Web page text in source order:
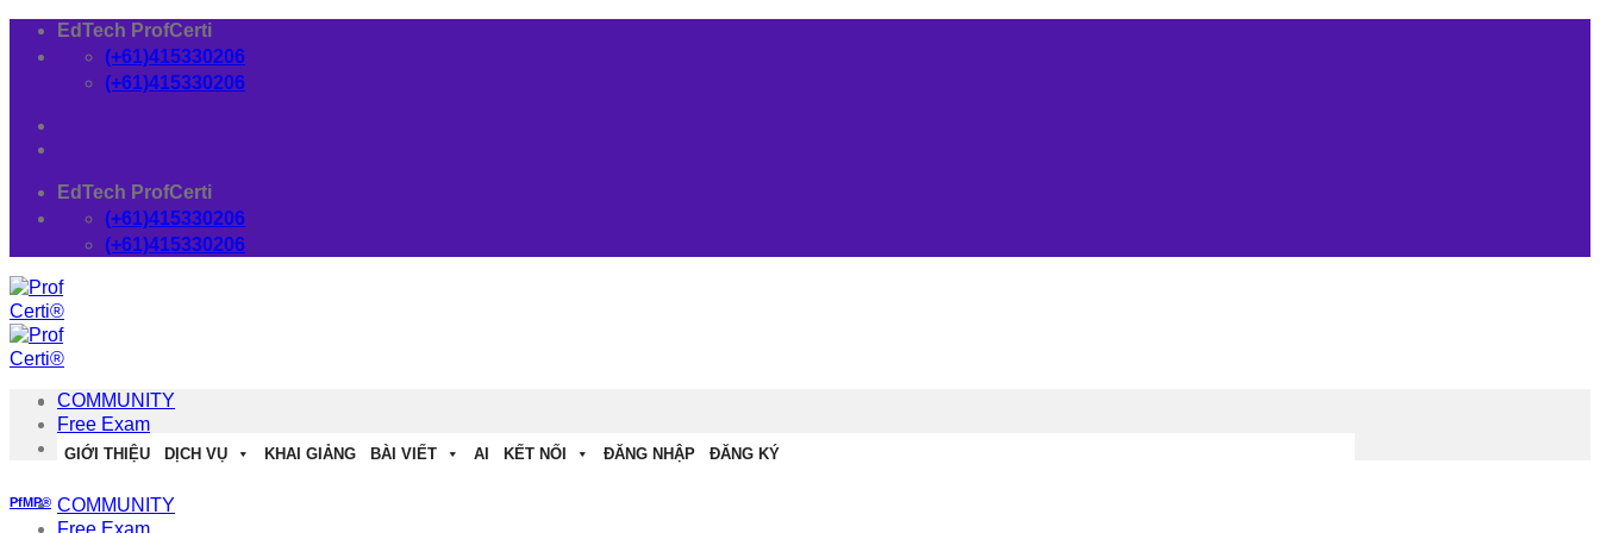
Skip
EdTech ProfCerti
(+61)415330206
(+61)415330206
EdTech ProfCerti
(+61)415330206
(+61)415330206
GIỚI THIỆU DỊCH VỤ KHAI GIẢNG BÀI VIẾT AI KẾT NỐI ĐĂNG NHẬP ĐĂNG KÝ
COMMUNITY
Free Exam
COMMUNITY
Free Exam
Download
PfMP®